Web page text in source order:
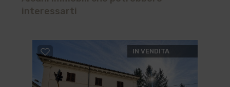
interessarti
IN VENDITA